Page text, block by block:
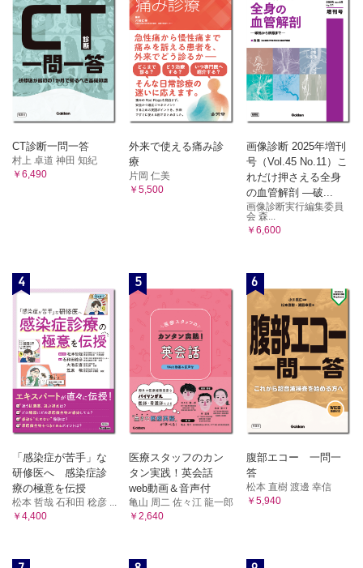
CT診断一問一答
村上 卓道 神田 知紀
￥6,490
外来で使える痛み診
療
片岡 仁美
￥5,500
画像診断 2025年増刊
号（Vol.45 No.11）こ
れだけ押さえる全身
の血管解剖 ―破...
画像診断実行編集委員
会 森...
￥6,600
4
「感染症が苦手」な
研修医へ 感染症診
療の極意を伝授
松本 哲哉 石和田 稔彦 ...
￥4,400
5
医療スタッフのカン
タン実践！英会話
web動画＆音声付
亀山 周二 佐々江 龍一郎
￥2,640
6
腹部エコー 一問一
答
松本 直樹 渡邊 幸信
￥5,940